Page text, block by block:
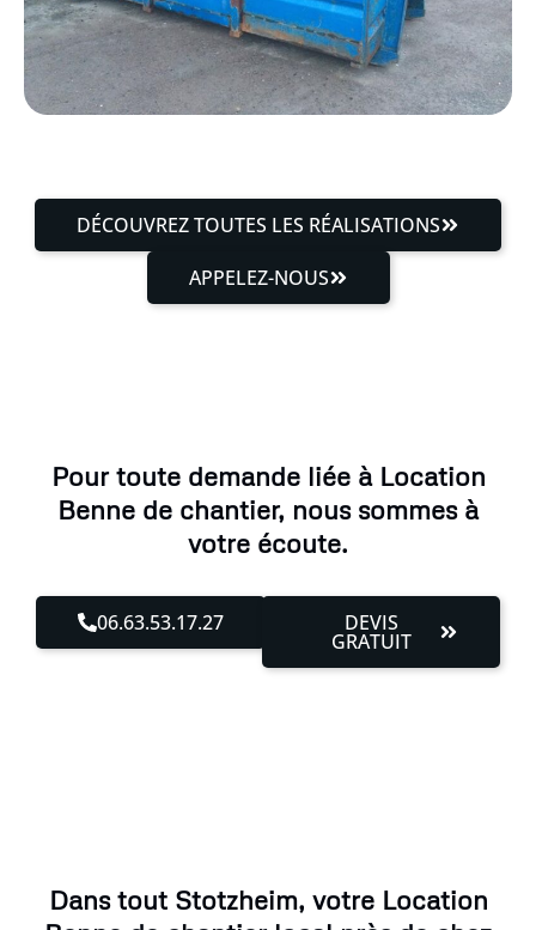
DÉCOUVREZ TOUTES LES RÉALISATIONS
APPELEZ-NOUS
Pour toute demande liée à Location
Benne de chantier, nous sommes à
votre écoute.
06.63.53.17.27 DEVIS
GRATUIT
Dans tout Stotzheim, votre Location